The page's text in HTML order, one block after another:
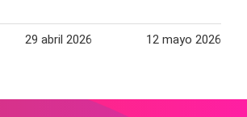
29 abril 2026 12 mayo 2026